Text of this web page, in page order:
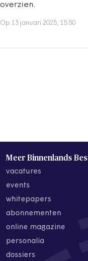
overzien.
Op 13 januari 2025, 15:50
Meer Binnenlands
vacatures
events
whitepapers
abonnementen
online magazine
personalia
dossiers